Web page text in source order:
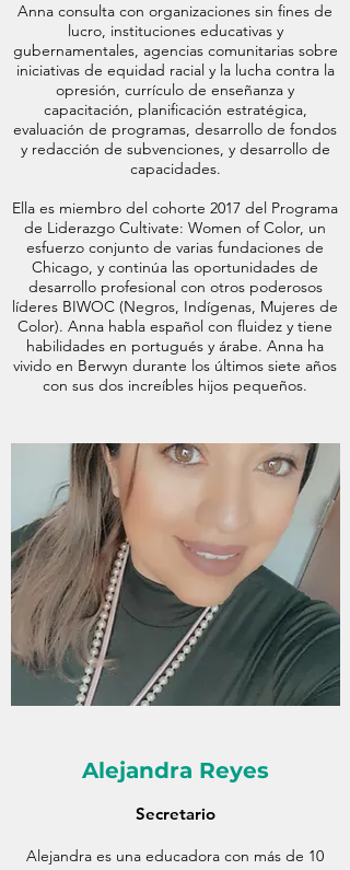
Anna consulta con organizaciones sin fines de
lucro, instituciones educativas y
gubernamentales, agencias comunitarias sobre
iniciativas de equidad racial y la lucha contra la
opresión, currículo de enseñanza y
capacitación, planificación estratégica,
evaluación de programas, desarrollo de fondos
y redacción de subvenciones, y desarrollo de
capacidades.
Ella es miembro del cohorte 2017 del Programa
de Liderazgo Cultivate: Women of Color, un
esfuerzo conjunto de varias fundaciones de
Chicago, y continúa las oportunidades de
desarrollo profesional con otros poderosos
líderes BIWOC (Negros, Indígenas, Mujeres de
Color). Anna habla español con fluidez y tiene
habilidades en portugués y árabe. Anna ha
vivido en Berwyn durante los últimos siete años
con sus dos increíbles hijos pequeños.
Alejandra Reyes
Secretario
Alejandra es una educadora con más de 10